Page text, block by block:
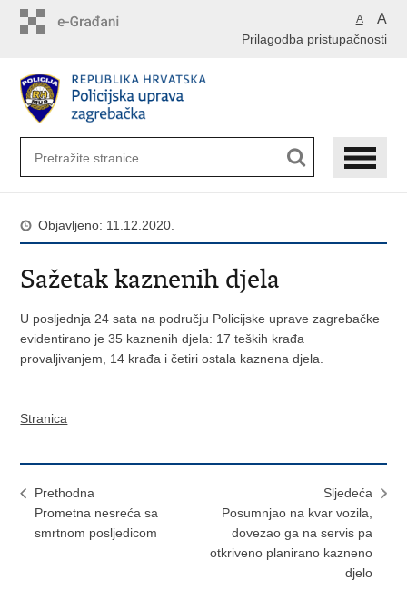
A A
Prilagodba pristupačnosti
Objavljeno: 11.12.2020.
Sažetak kaznenih djela
U posljednja 24 sata na području Policijske uprave zagrebačke
evidentirano je 35 kaznenih djela: 17 teških krađa
provaljivanjem, 14 krađa i četiri ostala kaznena djela.
Stranica
Prethodna
Prometna nesreća sa
smrtnom posljedicom
Sljedeća
Posumnjao na kvar vozila,
dovezao ga na servis pa
otkriveno planirano kazneno
djelo